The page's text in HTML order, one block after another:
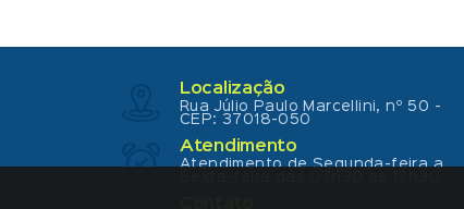
Localização
Rua Júlio Paulo Marcellini, nº 50 -
CEP: 37018-050
Atendimento
Atendimento de Segunda-feira a